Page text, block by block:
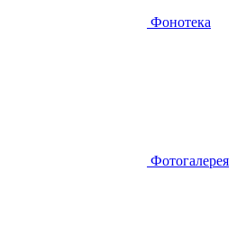
Фонотека
Фотогалерея